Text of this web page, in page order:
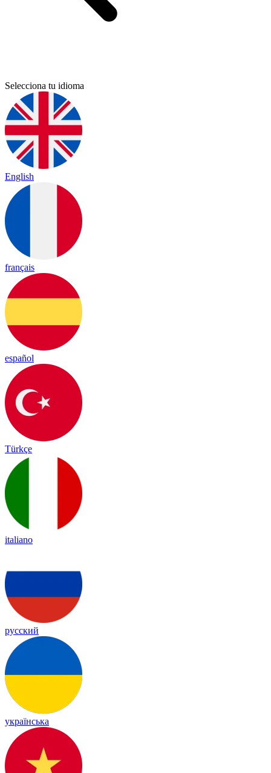
Selecciona tu idioma
English
français
español
Türkçe
italiano
русский
українська